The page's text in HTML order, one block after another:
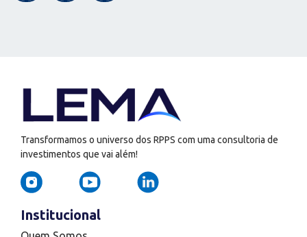
Transformamos o universo dos RPPS com uma consultoria de
investimentos que vai além!
Institucional